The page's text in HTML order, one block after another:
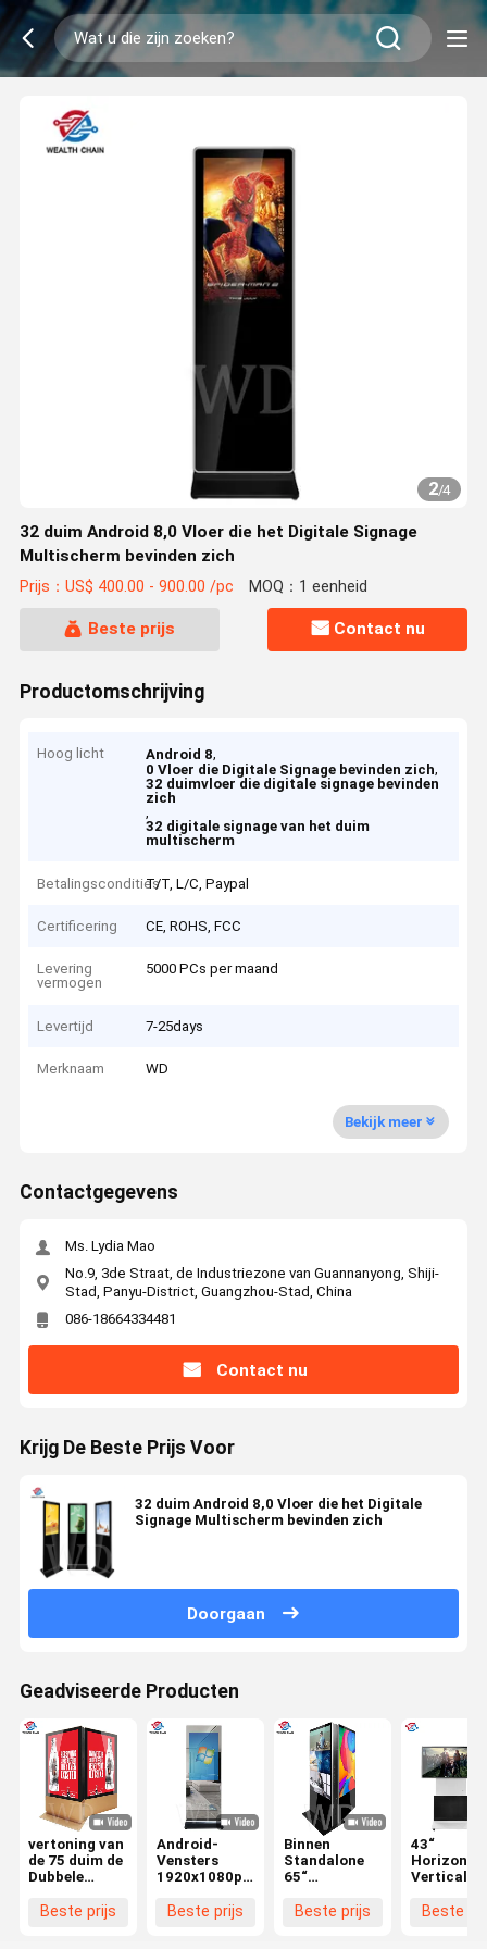
2/4
32 duim Android 8,0 Vloer die het Digitale Signage
Multischerm bevinden zich
Prijs：US$ 400.00 - 900.00 /pc MOQ：1 eenheid
Beste prijs Contact nu
Productomschrijving
Hoog licht Android 8,
0 Vloer die Digitale Signage bevinden zich,
32 duimvloer die digitale signage bevinden
zich
,
32 digitale signage van het duim
multischerm
BetalingsconditiesT/T, L/C, Paypal
Certificering CE, ROHS, FCC
Levering
vermogen
5000 PCs per maand
Levertijd 7-25days
Merknaam WD
Bekijk meer
Contactgegevens
Ms. Lydia Mao
No.9, 3de Straat, de Industriezone van Guannanyong, Shiji-
Stad, Panyu-District, Guangzhou-Stad, China
086-18664334481
Contact nu
Krijg De Beste Prijs Voor
32 duim Android 8,0 Vloer die het Digitale
Signage Multischerm bevinden zich
Doorgaan
Geadviseerde Producten
vertoning van
de 75 duim de
Dubbele
digitale kiosk
Beste prijs
Android-
Vensters
1920x1080p
Spiegel
Beste prijs
Binnen
Standalone
65“
Digitale
Beste prijs
43“
Verticale
Spelerlcd
Beste